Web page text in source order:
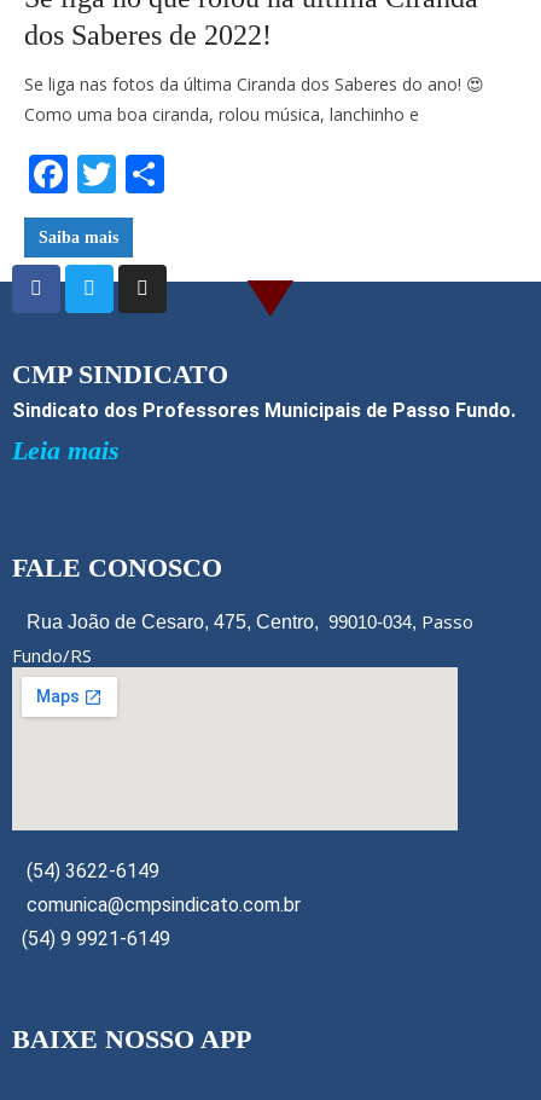
dos Saberes de 2022!
Se liga nas fotos da última Ciranda dos Saberes do ano! 😍
Como uma boa ciranda, rolou música, lanchinho e
F
ac
e
b
o
o
k
T
w
itt
er
ar
e
Saiba mais
CMP SINDICATO
Sindicato dos Professores Municipais de Passo Fundo.
Leia mais
FALE CONOSCO
Rua João de Cesaro, 475, Centro, 99010-034, Passo
Fundo/RS
(54) 3622-6149
comunica@cmpsindicato.com.br
(54) 9 9921-6149
BAIXE NOSSO APP